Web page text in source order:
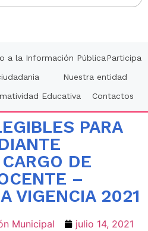
a la Información PúblicaParticipa
Nuestra entidad
Educativa Contactos
PARA
DE
–
VIGENCIA 2021
Municipal
julio 14, 2021